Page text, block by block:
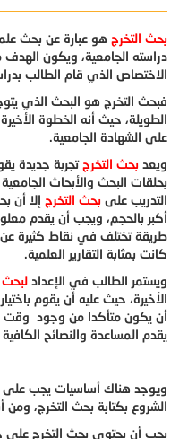
بحث التخرج هو عبارة عن بحث
دراسته الجامعية، ويكون
الاختصاص الذي قام الطالب
فبحث التخرج هو البحث الذي
الطويلة، حيث أنه الخطوة
على الشهادة الجامعية.
ويعد بحث التخرجتجربة جديدة
بحلقات البحث والأبحاث
التدريب على بحث التخرج إلا أن
أكبر بالحجم، ويجب أن يقدم
طريقة تختلف في نقاط كثيرة عن
كانت بمثابة التقارير العلمية.
ويستمر الطالب في الإعداد لبحث
الأخيرة، حيث عليه أن يقوم
أن يكون متأكدا من وجود وقت
يقدم المساعدة والنصائح
ويوجد هناك أساسيات يجب على
الشروع بكتابة بحث التخرج، ومن
يجب أن يحتوي بحث التخرج